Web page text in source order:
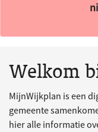
Welkom
MijnWijkplan is een
gemeente
hier alle informatie